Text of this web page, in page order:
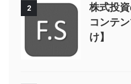
2
株式投
コンテ
け】